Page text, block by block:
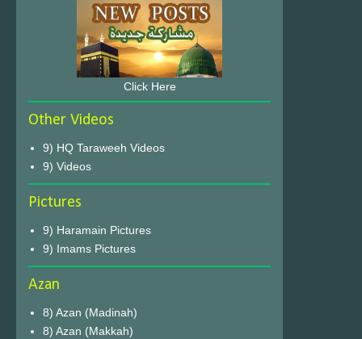
Click Here
Other Videos
9) HQ Taraweeh Videos
9) Videos
Pictures
9) Haramain Pictures
9) Imams Pictures
Azan
8) Azan (Madinah)
8) Azan (Makkah)